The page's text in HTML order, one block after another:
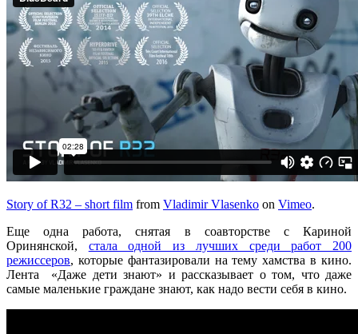
Story of R32 – short film from Vladimir Vlasenko on Vimeo.
Еще одна работа, снятая в соавторстве с Кариной
Оринянской, стала одной из лучших среди работ 200
режиссеров, которые фантазировали на тему хамства в кино.
Лента «Даже дети знают» и рассказывает о том, что даже
самые маленькие граждане знают, как надо вести себя в кино.